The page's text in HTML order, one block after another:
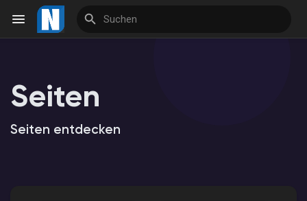
Reels
Seiten
Seiten entdecken